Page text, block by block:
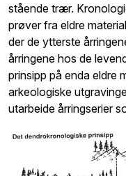
stående trær.
prøver fra eldre
der de ytterste
årringene hos de
prinsipp på enda eldre
arkeologiske
utarbeide årringserier